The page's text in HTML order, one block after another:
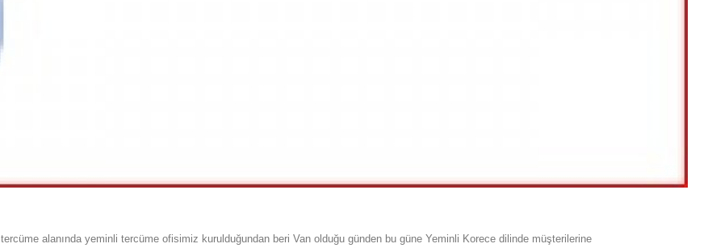
tercüme alanında yeminli tercüme ofisimiz kurulduğundan beri Van olduğu günden bu güne Yeminli Korece dilinde müşterilerine